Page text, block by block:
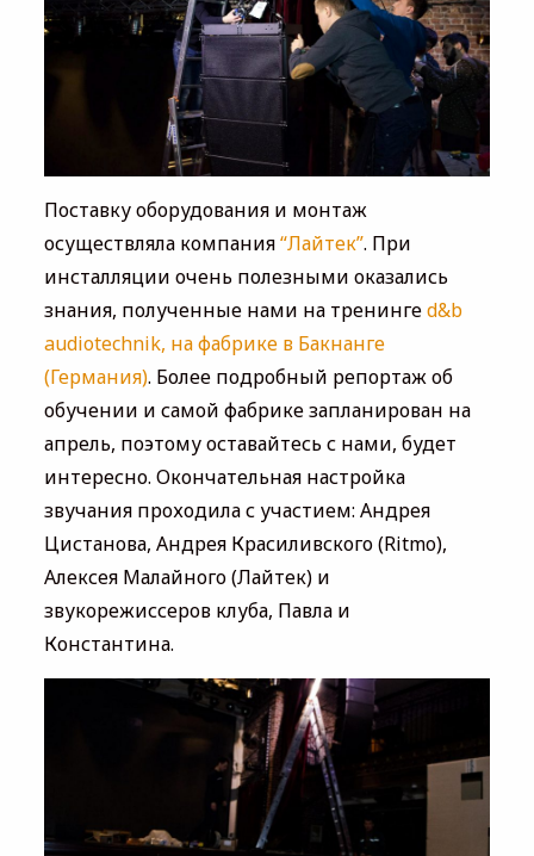
Поставку оборудования и монтаж
осуществляла компания“Лайтек”. При
инсталляции очень полезными оказались
знания, полученные нами на тренингеd&b
audiotechnik, на фабрике в Бакнанге
(Германия). Более подробный репортаж об
обучении и самой фабрике запланирован на
апрель, поэтому оставайтесь с нами, будет
интересно. Окончательная настройка
звучания проходила с участием: Андрея
Цистанова, Андрея Красиливского (Ritmo),
Алексея Малайного (Лайтек) и
звукорежиссеров клуба, Павла и
Константина.